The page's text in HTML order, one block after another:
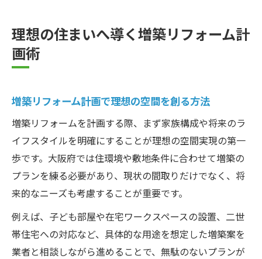
理想の住まいへ導く増築リフォーム計
画術
増築リフォーム計画で理想の空間を創る方法
増築リフォームを計画する際、まず家族構成や将来のラ
イフスタイルを明確にすることが理想の空間実現の第一
歩です。大阪府では住環境や敷地条件に合わせて増築の
プランを練る必要があり、現状の間取りだけでなく、将
来的なニーズも考慮することが重要です。
例えば、子ども部屋や在宅ワークスペースの設置、二世
帯住宅への対応など、具体的な用途を想定した増築案を
業者と相談しながら進めることで、無駄のないプランが